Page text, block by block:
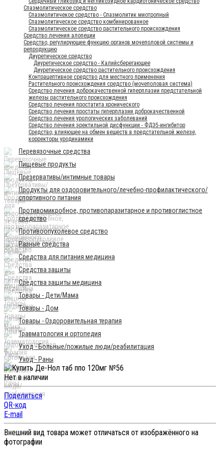
Спазмолитическое средство
Спазмолитичекое средство - Спазмолитик миотропный
Спазмолитическое средство комбинированное
Спазмолитическое средство растительного происхождения
Средство лечения алопеции
Средство, регулирующее функцию органов мочеполовой системы и
репродукцию
Диуретическое средство
Диуретическое средство - Калийсберегающее
Диуретическое средство растительного происхождения
Контрацептивное средство для местного применения
Растительного происхождения средство (мочеполовая система)
Средство лечения доброкачественной гиперплазии предстательной
железы растительного происхождения
Средство лечения простатита хронического
Средство лечения простаты гиперплазии доброкачественной
Средство лечения урологических заболеваний
Средство лечения эректильной дисфункции - ФДЭ5-ингибитор
Средство, влияющее на обмен веществ в предстательной железе,
корректоры уродинамики
Перевязочные средства
Пищевые продукты
Презервативы/интимные товары
Продукты для оздоровительного/лечебно-профилактического/
спортивного питания
Противомикробное, противопаразитарное и противоглистное
средство
Противоопухолевое средство
Разные средства
Средства для питания медицина
Средства защиты
Средства защиты медицина
Товары - Дети/Мама
Товары - Дом
Товары - Оздоровительная терапия
Травматология и ортопедия
Уход - Больные/пожилые люди/реабилитация
Уход - Раны
Нет в наличии
Поделиться
QR-код
E-mail
Внешний вид товара может отличаться от изображённого на
фотографии